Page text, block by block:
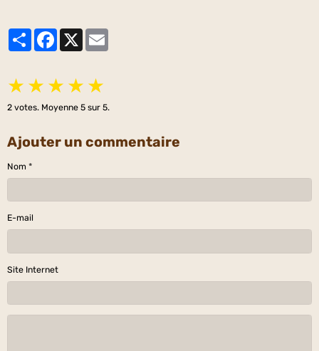
PartagerFacebook
X
★ ★ ★ ★ ★
2 votes. Moyenne 5 sur 5.
Ajouter un commentaire
Nom
E-mail
Site Internet